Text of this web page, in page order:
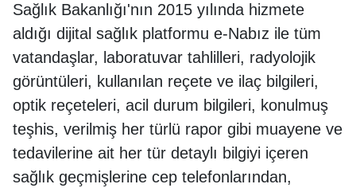
Sağlık Bakanlığı'nın 2015 yılında hizmete
aldığı dijital sağlık platformu e-Nabız ile tüm
vatandaşlar, laboratuvar tahlilleri, radyolojik
görüntüleri, kullanılan reçete ve ilaç bilgileri,
optik reçeteleri, acil durum bilgileri, konulmuş
teşhis, verilmiş her türlü rapor gibi muayene ve
tedavilerine ait her tür detaylı bilgiyi içeren
sağlık geçmişlerine cep telefonlarından,